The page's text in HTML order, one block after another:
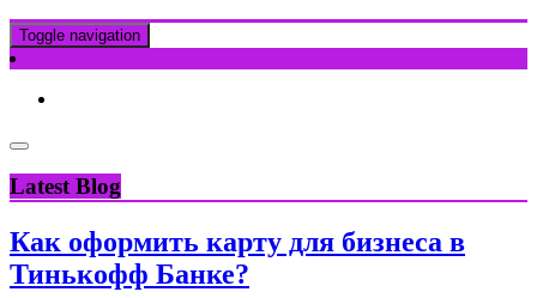
Toggle navigation
Latest Blog
Как оформить карту для бизнеса в
Тинькофф Банке?